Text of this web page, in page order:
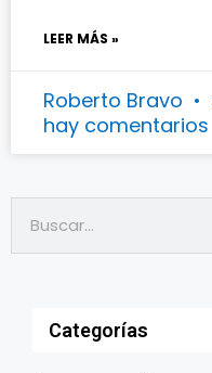
LEER MÁS »
Roberto Bravo
hay comentarios
Categorías